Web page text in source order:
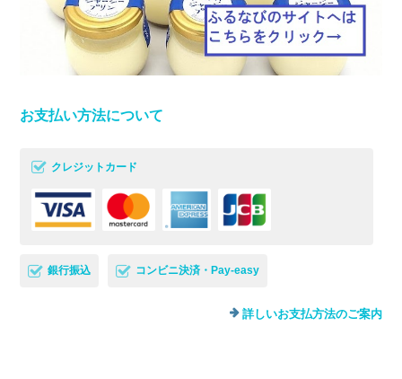
お支払い方法について
クレジットカード
銀行振込 コンビニ決済・Pay-easy
詳しいお支払方法のご案内